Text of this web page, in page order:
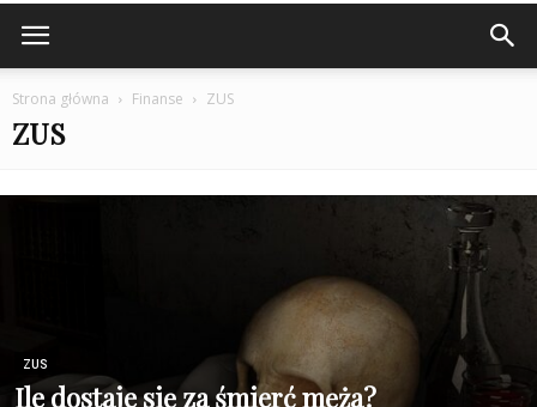
Strona główna Finanse ZUS
ZUS
ZUS
Ile dostaje się za śmierć męża?